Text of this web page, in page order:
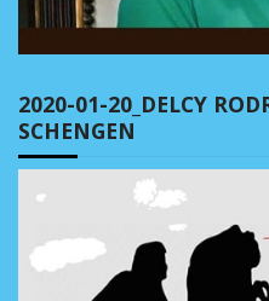
2020-01-20_DELCY
SCHENGEN